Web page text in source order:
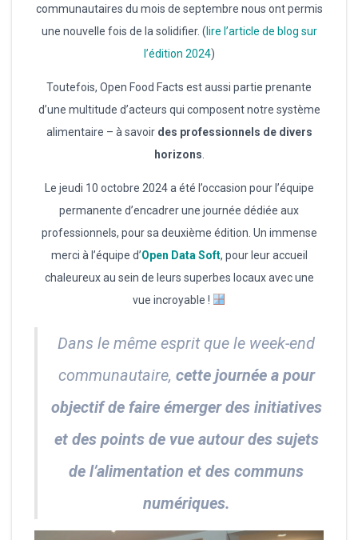
communautaires du mois de septembre nous ont permis
une nouvelle fois de la solidifier. ( lire l’article de blog sur
l’édition 2024)
Toutefois, Open Food Facts est aussi partie prenante
d’une multitude d’acteurs qui composent notre système
alimentaire – à savoir des professionnels de divers
horizons
Le jeudi 10 octobre 2024 a été l’occasion pour l’équipe
permanente d’encadrer une journée dédiée aux
professionnels, pour sa deuxième édition. Un immense
merci à l’équipe d’Open Data Soft, pour leur accueil
chaleureux au sein de leurs superbes locaux avec une
vue incroyable !
Dans le même esprit que le week-end
communautaire, cette journée a pour
objectif de faire émerger des initiatives
et des points de vue autour des sujets
de l’alimentation et des communs
numériques.